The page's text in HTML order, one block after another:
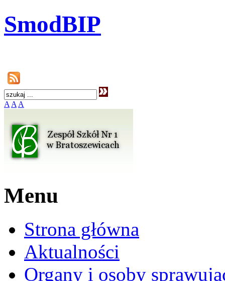
SmodBIP
A A A
Menu
Strona główna
Aktualności
Organy i osoby